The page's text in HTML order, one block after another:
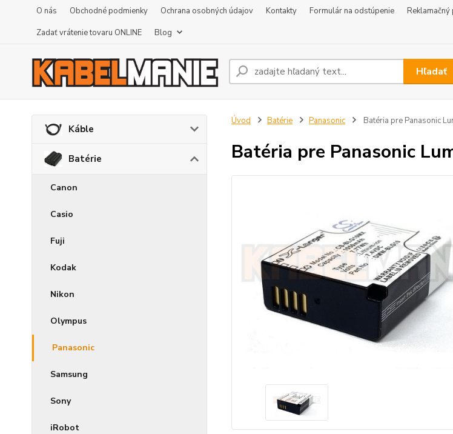
O nás Obchodné podmienky Ochrana osobných údajov Kontakty Formulár na odstúpenie
Zadať vrátenie tovaru ONLINE
Blog
Hľadať
Káble
Batérie
Canon
Casio
Fuji
Kodak
Nikon
Olympus
Panasonic
Samsung
Sony
iRobot
Úvod Batérie Panasonic Batéria pre Panasonic
Batéria pre Panasonic